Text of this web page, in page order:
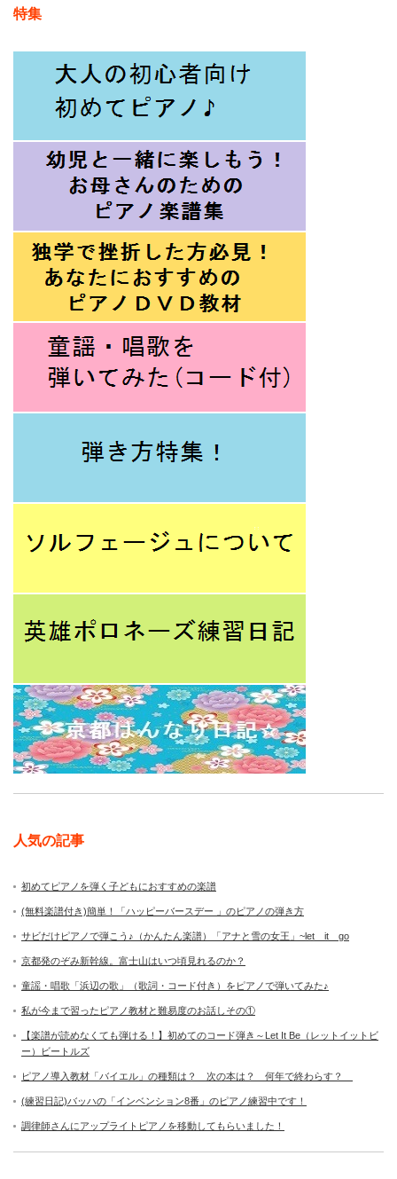
特集
人気の記事
初めてピアノを弾く子どもにおすすめの楽譜
(無料楽譜付き)簡単！「ハッピーバースデー 」のピアノの弾き方
サビだけピアノで弾こう♪（かんたん楽譜）「アナと雪の女王」~let it go
京都発のぞみ新幹線。富士山はいつ頃見れるのか？
童謡・唱歌「浜辺の歌」（歌詞・コード付き）をピアノで弾いてみた♪
私が今まで習ったピアノ教材と難易度のお話しその①
【楽譜が読めなくても弾ける！】初めてのコード弾き～Let It Be（レットイットビ
ー）ビートルズ
ピアノ導入教材「バイエル」の種類は？ 次の本は？ 何年で終わらす？
(練習日記)バッハの「インベンション8番」のピアノ練習中です！
調律師さんにアップライトピアノを移動してもらいました！